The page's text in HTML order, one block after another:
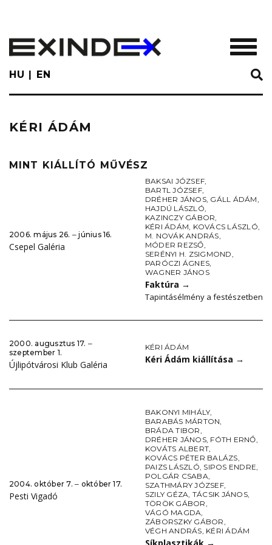
main
content
HU EN
KÉRI ÁDÁM
MINT KIÁLLÍTÓ MŰVÉSZ
2006. május 26. ‒ június 16.
Csepel Galéria
BAKSAI JÓZSEF,
BARTL JÓZSEF,
DRÉHER JÁNOS, GÁLL ÁDÁM,
HAJDÚ LÁSZLÓ,
KAZINCZY GÁBOR,
KÉRI ÁDÁM, KOVÁCS LÁSZLÓ,
M. NOVÁK ANDRÁS,
MÓDER REZSŐ,
SERÉNYI H. ZSIGMOND,
PARÓCZI ÁGNES,
WAGNER JÁNOS
Faktúra →
Tapintásélmény a festészetben
2000. augusztus 17. ‒
szeptember 1.
Újlipótvárosi Klub Galéria
KÉRI ÁDÁM
Kéri Ádám kiállítása →
2004. október 7. ‒ október 17.
Pesti Vigadó
BAKONYI MIHÁLY,
BARABÁS MÁRTON,
BRÁDA TIBOR,
DRÉHER JÁNOS, FÓTH ERNŐ,
KOVÁTS ALBERT,
KOVÁCS PÉTER BALÁZS,
PAIZS LÁSZLÓ, SIPOS ENDRE,
POLGÁR CSABA,
SZATHMÁRY JÓZSEF,
SZILY GÉZA, TÁCSIK JÁNOS,
TÖRÖK GÁBOR,
VÁGÓ MAGDA,
ZÁBORSZKY GÁBOR,
VÉGH ANDRÁS, KÉRI ÁDÁM